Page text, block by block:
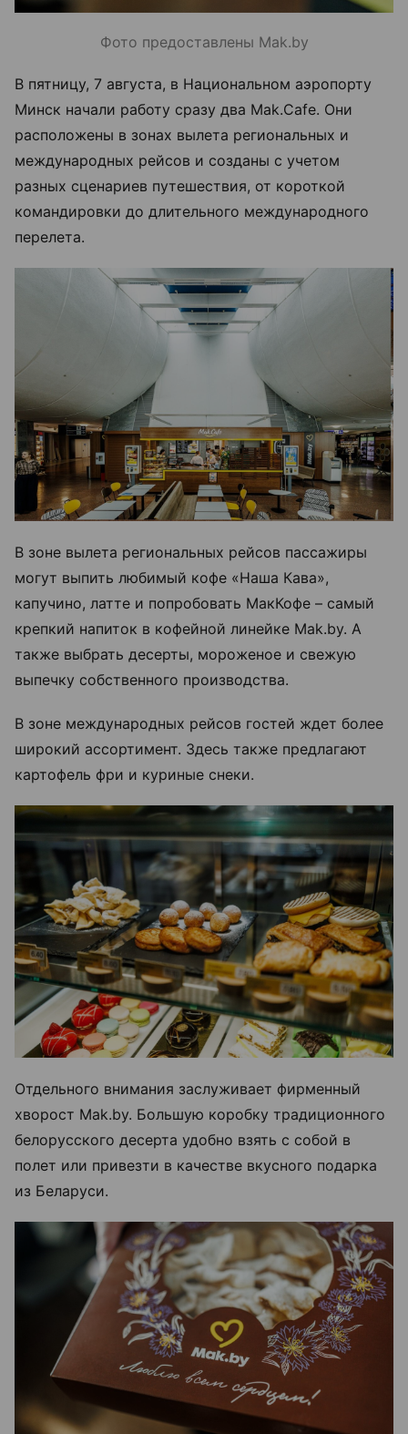
Фото предоставлены Mak.by
В пятницу, 7 августа, в Национальном аэропорту
Минск начали работу сразу два Mak.Cafe. Они
расположены в зонах вылета региональных и
международных рейсов и созданы с учетом
разных сценариев путешествия, от короткой
командировки до длительного международного
перелета.
В зоне вылета региональных рейсов пассажиры
могут выпить любимый кофе «Наша Кава»,
капучино, латте и попробовать МакКофе – самый
крепкий напиток в кофейной линейке Mak.by. А
также выбрать десерты, мороженое и свежую
выпечку собственного производства.
В зоне международных рейсов гостей ждет более
широкий ассортимент. Здесь также предлагают
картофель фри и куриные снеки.
Отдельного внимания заслуживает фирменный
хворост Mak.by. Большую коробку традиционного
белорусского десерта удобно взять с собой в
полет или привезти в качестве вкусного подарка
из Беларуси.